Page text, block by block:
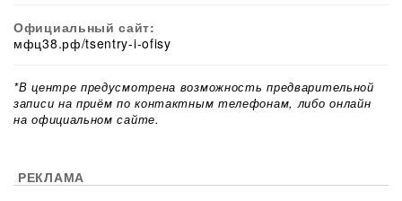
Официальный сайт:
мфц38.рф/tsentry-i-ofisy
*В центре предусмотрена возможность предварительной
записи на приём по контактным телефонам, либо онлайн
на официальном сайте.
РЕКЛАМА